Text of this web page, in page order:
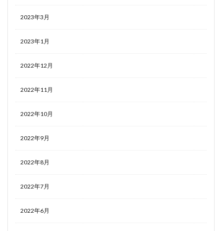
2023年3月
2023年1月
2022年12月
2022年11月
2022年10月
2022年9月
2022年8月
2022年7月
2022年6月